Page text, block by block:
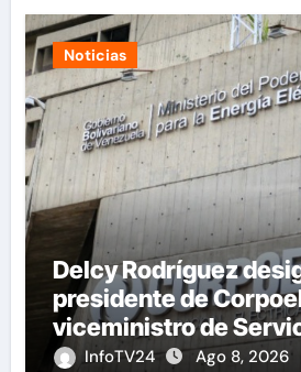
Noticias
Delcy Rodríguez
presidente de
viceministro de
Eléctricos
InfoTV24 Ago 8, 2026